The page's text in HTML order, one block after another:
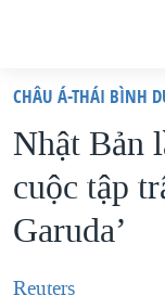
truy
cập
Tới
nội
chính
VIỆT NAM
HOA KỲ
BIỂN ĐÔNG
THẾ GIỚI
CHÂU Á-THÁI BÌNH
Nhật Bản
cuộc tập
Garuda’
Reuters